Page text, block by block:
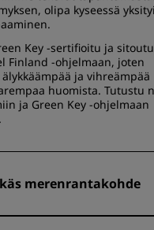
olipa kyseessä
Key -sertifioitu ja
Finland -ohjelmaan, joten
ja vihreämpää
huomista. Tutustu
ja Green Key -ohjelmaan
.
merenrantakohde